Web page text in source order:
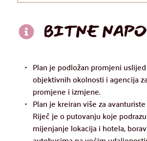
BITNE
Plan je podložan promjeni
objektivnih okolnosti i agencija
promjene i izmjene.
Plan je kreiran više za
Riječ je o putovanju koje
mijenjanje lokacija i hotela,